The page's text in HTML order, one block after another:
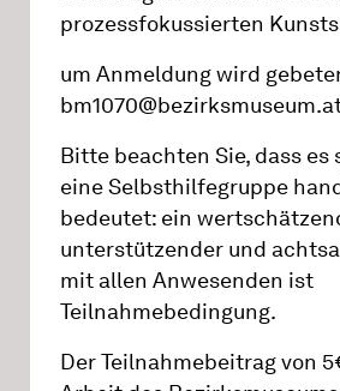
prozessfokussierten
um Anmeldung wird
Bitte beachten Sie, dass es
eine Selbsthilfegruppe
bedeutet: ein
unterstützender und
mit allen Anwesenden ist
Teilnahmebedingung.
Der Teilnahmebeitrag von